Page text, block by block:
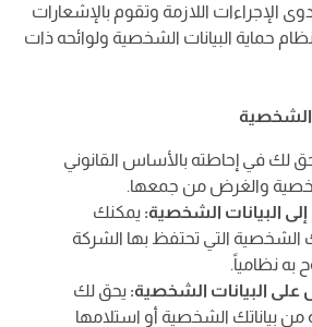
الإجراءات اللازمة وتقوم بالإشعارات
حماية البيانات الشخصية ولوائحه ذات
الشخصية
لك في إحاطته بالأساس القانوني
والغرض من جمعها.
البيانات الشخصية: يمكنك
الشخصية التي تحتفظ بها الشركة
به نظامياً.
البيانات الشخصية: يحق لك
بياناتك الشخصية أو استلامها